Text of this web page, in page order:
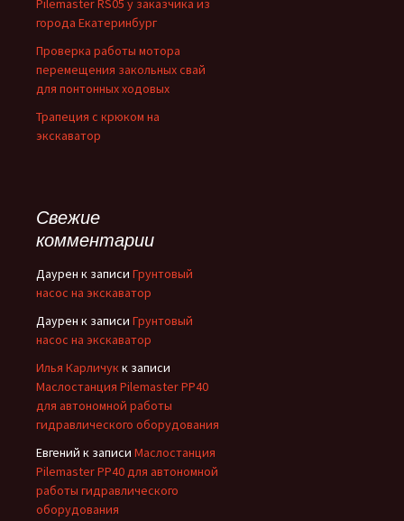
Pilemaster RS05 у заказчика из
города Екатеринбург
Проверка работы мотора
перемещения закольных свай
для понтонных ходовых
Трапеция с крюком на
экскаватор
Свежие
комментарии
Даурен к записи Грунтовый
насос на экскаватор
Даурен к записи Грунтовый
насос на экскаватор
Илья Карличукк записи
Маслостанция Pilemaster PP40
для автономной работы
гидравлического оборудования
Евгений к записи Маслостанция
Pilemaster PP40 для автономной
работы гидравлического
оборудования